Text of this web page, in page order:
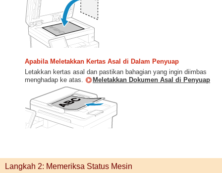
Apabila Meletakkan Kertas Asal di Dalam Penyuap
Letakkan kertas asal dan pastikan bahagian yang ingin diimbas
menghadap ke atas.
Meletakkan Dokumen Asal di Penyuap
Langkah 2: Memeriksa Status Mesin